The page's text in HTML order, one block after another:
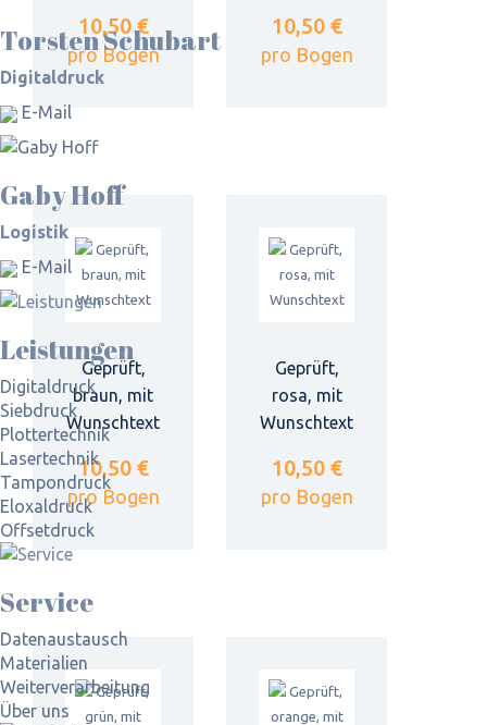
Torsten Schubart
Digitaldruck
E-Mail
Gaby Hoff
Logistik
E-Mail
Leistungen
Digitaldruck
Siebdruck
Plottertechnik
Lasertechnik
Tampondruck
Eloxaldruck
Offsetdruck
Service
Datenaustausch
Materialien
Weiterverarbeitung
Über uns
10,50 €
pro Bogen
10,50 €
pro Bogen
Geprüft,
braun, mit
Wunschtext
10,50 €
pro Bogen
Geprüft,
rosa, mit
Wunschtext
10,50 €
pro Bogen